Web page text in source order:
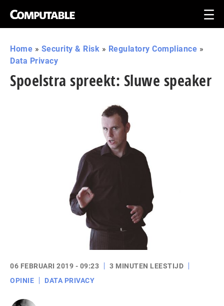
Home » Security & Risk » Regulatory Compliance »
Data Privacy
Spoelstra spreekt: Sluwe speaker
06 FEBRUARI 2019 - 09:23
3 MINUTEN LEESTIJD
OPINIE
DATA PRIVACY